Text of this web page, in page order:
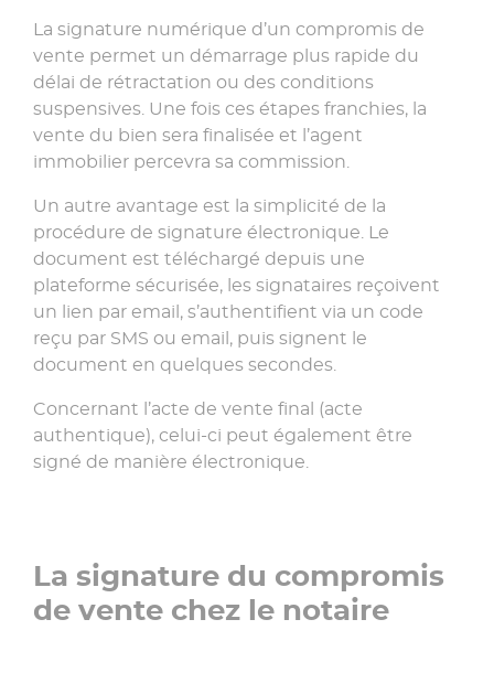
La signature numérique d’un compromis de
vente permet un démarrage plus rapide du
délai de rétractation ou des conditions
suspensives. Une fois ces étapes franchies, la
vente du bien sera finalisée et l’agent
immobilier percevra sa commission.
Un autre avantage est la simplicité de la
procédure de signature électronique. Le
document est téléchargé depuis une
plateforme sécurisée, les signataires reçoivent
un lien par email, s’authentifient via un code
reçu par SMS ou email, puis signent le
document en quelques secondes.
Concernant l’acte de vente final (acte
authentique), celui-ci peut également être
signé de manière électronique.
La signature du compromis
de vente chez le notaire